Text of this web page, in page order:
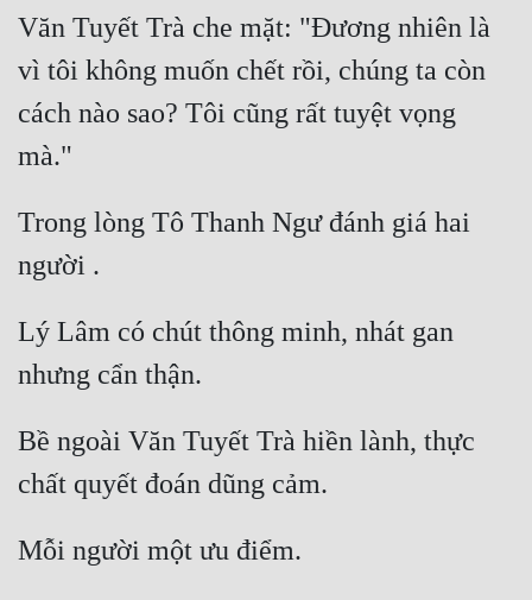
Văn Tuyết Trà che mặt: "Đương nhiên là
vì tôi không muốn chết rồi, chúng ta còn
cách nào sao? Tôi cũng rất tuyệt vọng
mà."
Trong lòng Tô Thanh Ngư đánh giá hai
người .
Lý Lâm có chút thông minh, nhát gan
nhưng cẩn thận.
Bề ngoài Văn Tuyết Trà hiền lành, thực
chất quyết đoán dũng cảm.
Mỗi người một ưu điểm.